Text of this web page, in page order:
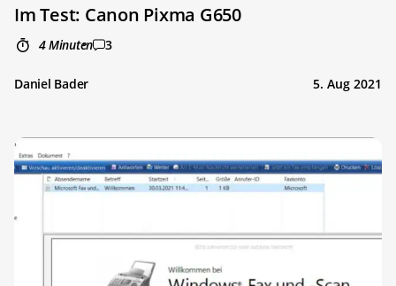
Im Test: Canon Pixma G650
4 Minuten 3
Daniel Bader 5. Aug 2021